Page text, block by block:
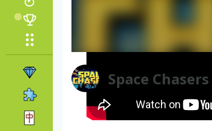
Space Chasers
Videoposnetek igre